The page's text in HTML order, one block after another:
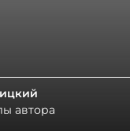
автора